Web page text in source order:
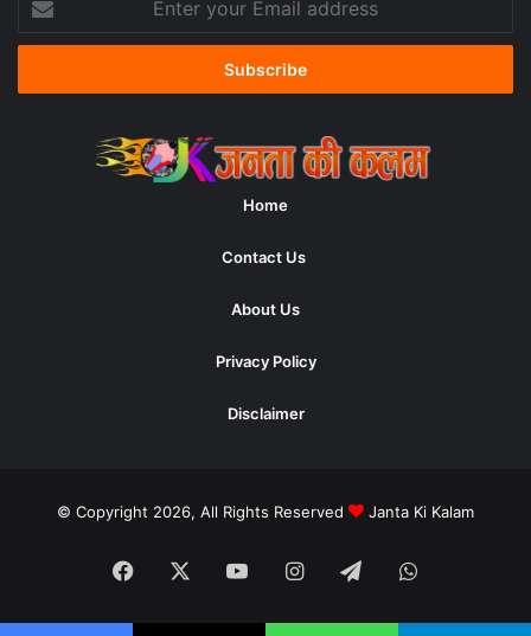
your
Email
Home
Contact Us
About Us
Privacy Policy
Disclaimer
© Copyright 2026, All Rights Reserved Janta Ki Kalam
Facebook YouTubeInstagram
TelegramWhatsApp